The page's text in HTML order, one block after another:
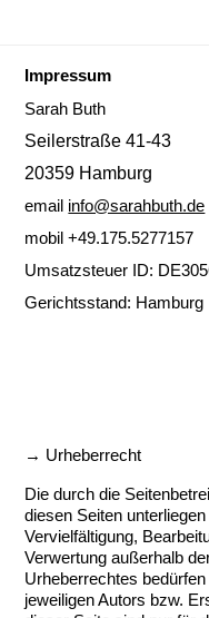
Impressum
Sarah Buth
Seilerstraße 41-43
20359 Hamburg
email info@sarahbuth.de
mobil +49.175.5277157
Umsatzsteuer ID:
Gerichtsstand: Hamburg
→ Urheberrecht
Die durch die
diesen Seiten
Vervielfältigung,
Verwertung außerhalb
Urheberrechtes
jeweiligen Autors bzw.